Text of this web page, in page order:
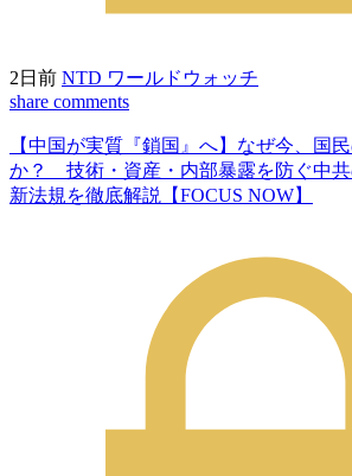
2日前 NTD ワールドウォッチ
share comments
【中国が実質『鎖国』へ】なぜ今、国
か？ 技術・資産・内部暴露を防ぐ中
新法規を徹底解説【FOCUS NOW】